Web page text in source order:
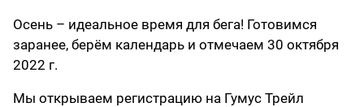
Осень – идеальное время для бега! Готовимся
заранее, берём календарь и отмечаем 30 октября
2022 г.
Мы открываем регистрацию на Гумус Трейл